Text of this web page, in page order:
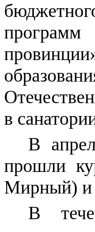
в
В
прошли
Мирный) и
В